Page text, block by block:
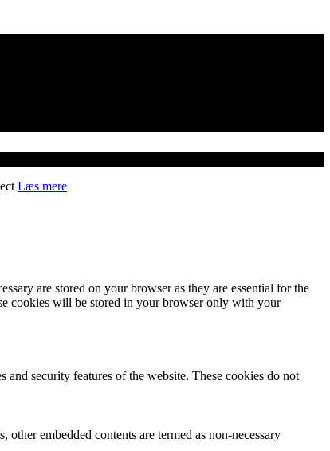
Læs mere
are stored on your browser as they are essential for the
cookies will be stored in your browser only with your
security features of the website. These cookies do not
embedded contents are termed as non-necessary